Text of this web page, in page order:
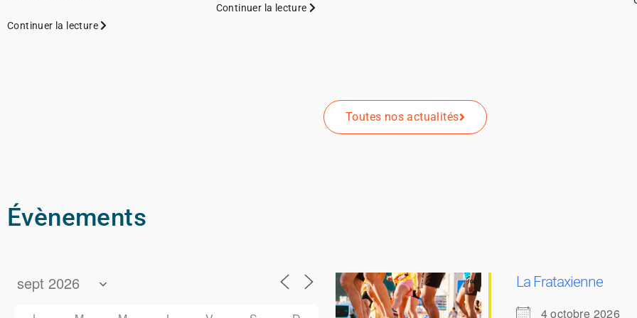
Continuer la lecture
Continuer la lecture
Toutes nos actualités
Évènements
La Frataxienne
4 octobre 2026